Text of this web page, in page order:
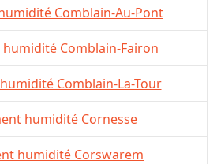
Comblain-Au-Pont
Comblain-Fairon
Comblain-La-Tour
humidité Cornesse
humidité Corswarem